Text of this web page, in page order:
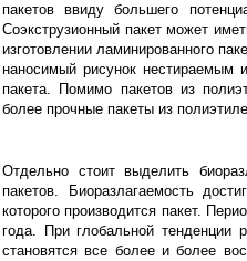
пакетов ввиду большего
Соэкструзионный пакет может
изготовлении ламинированного
наносимый рисунок нестираемым
пакета. Помимо пакетов из
более прочные пакеты из
Отдельно стоит выделить
пакетов. Биоразлагаемость
которого производится пакет.
года. При глобальной тенденции
становятся все более и более